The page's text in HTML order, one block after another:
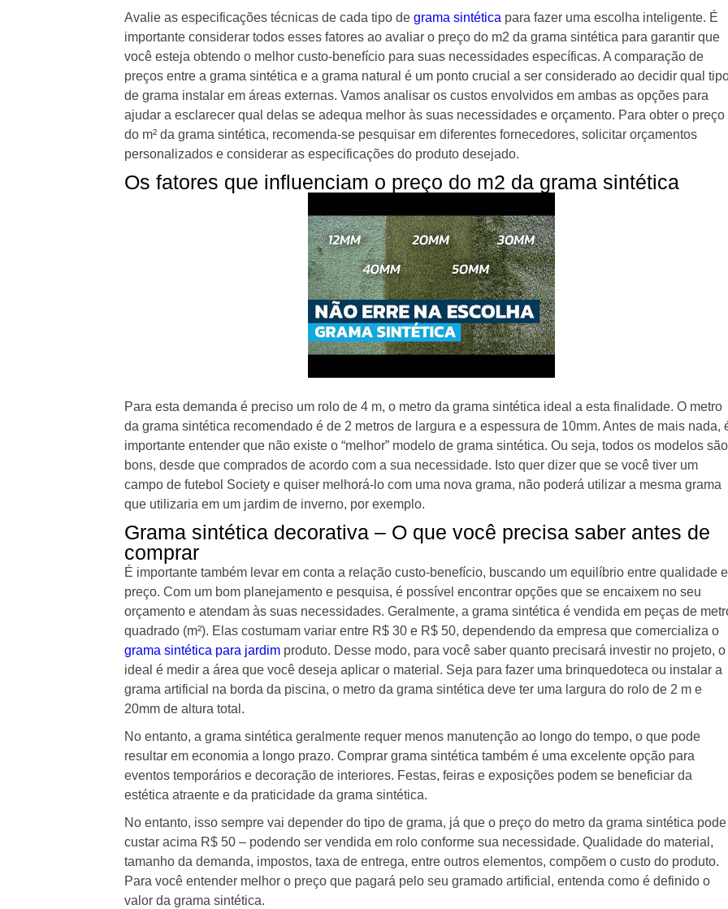
Avalie as especificações técnicas de cada tipo de grama sintética para fazer uma escolha inteligente. É
importante considerar todos esses fatores ao avaliar o preço do m2 da grama sintética para garantir que
você esteja obtendo o melhor custo-benefício para suas necessidades específicas. A comparação de
preços entre a grama sintética e a grama natural é um ponto crucial a ser considerado ao decidir qual
de grama instalar em áreas externas. Vamos analisar os custos envolvidos em ambas as opções para
ajudar a esclarecer qual delas se adequa melhor às suas necessidades e orçamento. Para obter o preço
do m² da grama sintética, recomenda-se pesquisar em diferentes fornecedores, solicitar orçamentos
personalizados e considerar as especificações do produto desejado.
Os fatores que influenciam o preço do m2 da grama sintética
Para esta demanda é preciso um rolo de 4 m, o metro da grama sintética ideal a esta finalidade. O metro
da grama sintética recomendado é de 2 metros de largura e a espessura de 10mm. Antes de mais nada,
importante entender que não existe o “melhor” modelo de grama sintética. Ou seja, todos os modelos são
bons, desde que comprados de acordo com a sua necessidade. Isto quer dizer que se você tiver um
campo de futebol Society e quiser melhorá-lo com uma nova grama, não poderá utilizar a mesma grama
que utilizaria em um jardim de inverno, por exemplo.
Grama sintética decorativa – O que você precisa saber antes de
comprar
É importante também levar em conta a relação custo-benefício, buscando um equilíbrio entre qualidade e
preço. Com um bom planejamento e pesquisa, é possível encontrar opções que se encaixem no seu
orçamento e atendam às suas necessidades. Geralmente, a grama sintética é vendida em peças de
quadrado (m²). Elas costumam variar entre R$ 30 e R$ 50, dependendo da empresa que comercializa o
grama sintética para jardimproduto. Desse modo, para você saber quanto precisará investir no projeto, o
ideal é medir a área que você deseja aplicar o material. Seja para fazer uma brinquedoteca ou instalar a
grama artificial na borda da piscina, o metro da grama sintética deve ter uma largura do rolo de 2 m e
20mm de altura total.
No entanto, a grama sintética geralmente requer menos manutenção ao longo do tempo, o que pode
resultar em economia a longo prazo. Comprar grama sintética também é uma excelente opção para
eventos temporários e decoração de interiores. Festas, feiras e exposições podem se beneficiar da
estética atraente e da praticidade da grama sintética.
No entanto, isso sempre vai depender do tipo de grama, já que o preço do metro da grama sintética pode
custar acima R$ 50 – podendo ser vendida em rolo conforme sua necessidade. Qualidade do material,
tamanho da demanda, impostos, taxa de entrega, entre outros elementos, compõem o custo do produto.
Para você entender melhor o preço que pagará pelo seu gramado artificial, entenda como é definido o
valor da grama sintética.